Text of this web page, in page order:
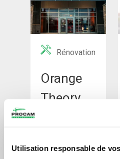
Utilisation responsable de
Rénovation
Orange
Theory
Voir le projet